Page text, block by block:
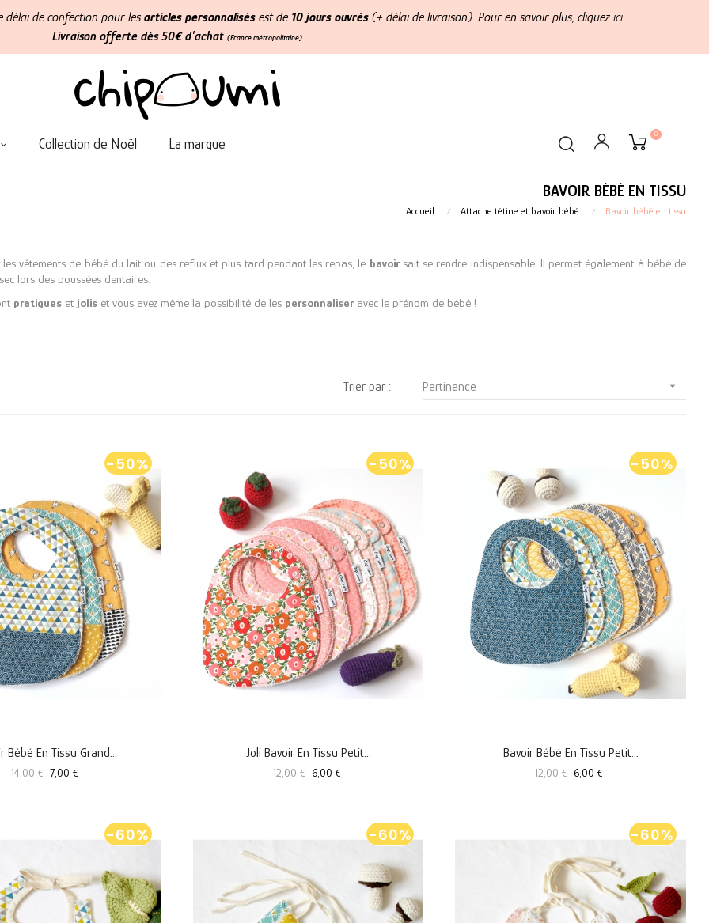
délai de confection pour lesarticles personnalisés est de 10 jours ouvrés (+ délai de livraison). Pour en savoir plus, cliquez ici
Livraison offerte dès 50€ d'achat (France métropolitaine)
Collection de Noël La marque
0
BAVOIR BÉBÉ EN TISSU
Accueil Attache tétine et bavoir bébé Bavoir bébé en tissu
les vêtements de bébé du lait ou des reflux et plus tard pendant les repas, le bavoirsait se rendre indispensable. Il permet également à bébé de
lors des poussées dentaires.
pratiqueset joliset vous avez même la possibilité de les personnaliseravec le prénom de bébé !
Trier par : Pertinence 
Bébé En Tissu Grand...
Prix
14,00 €
-50%
Prix
7,00 €
Joli Bavoir En Tissu Petit...
Prix
12,00 €
-50%
Prix
6,00 €
Bavoir Bébé En Tissu Petit...
Prix
12,00 €
-50%
Prix
6,00 €
-60% -60% -60%